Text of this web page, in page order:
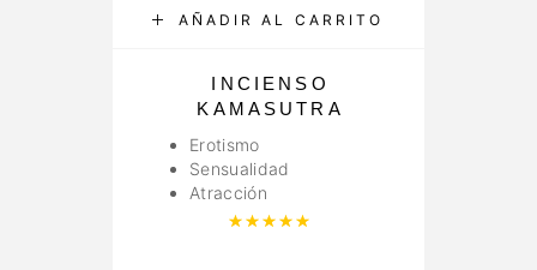
AÑADIR AL CARRITO
INCIENSO
KAMASUTRA
Erotismo
Sensualidad
Atracción
Valorado con